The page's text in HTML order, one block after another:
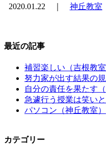
2020.01.22 ｜ 神丘教室
最近の記事
補習楽しい（吉根教室
努力家が出す結果の
自分の責任を果たす（
急遽行う授業は笑い
パソコン（神丘教室）
カテゴリー